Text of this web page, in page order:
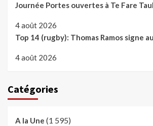
Journée Portes ouvertes à Te Fare
4 août 2026
Top 14 (rugby): Thomas Ramos signe
4 août 2026
Catégories
A la Une (1 595)